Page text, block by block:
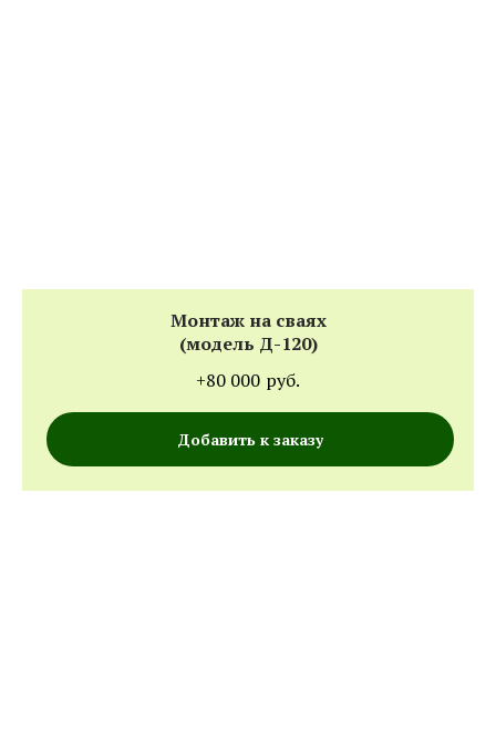
Монтаж на сваях
(модель Д-120)
+80 000 руб.
Добавить к заказу